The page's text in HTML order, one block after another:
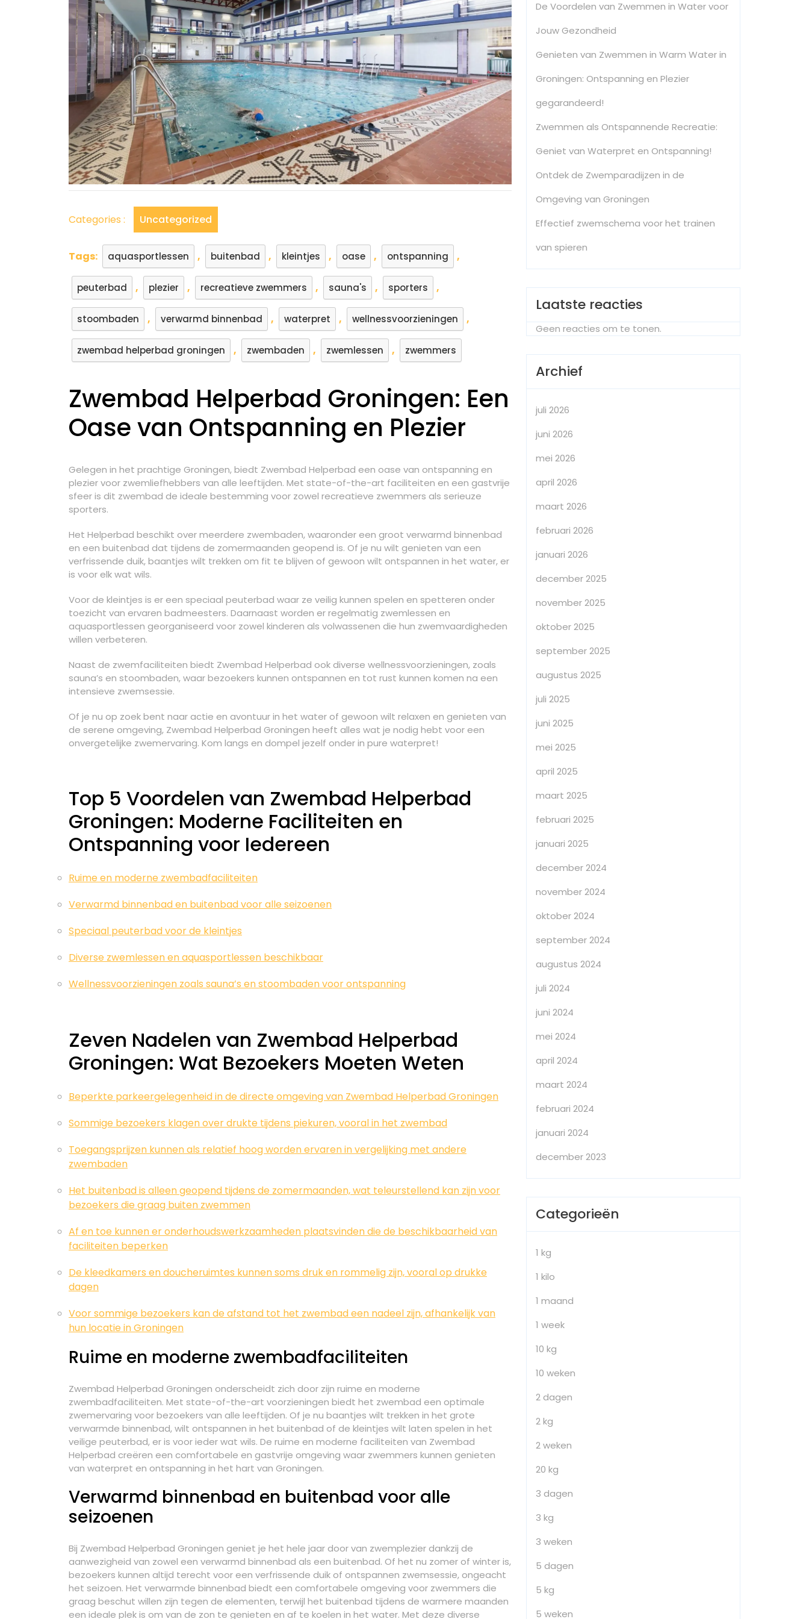
Categories : Uncategorized
Tags: aquasportlessen , buitenbad , kleintjes , oase , ontspanning ,
peuterbad , plezier , recreatieve zwemmers , sauna's , sporters ,
stoombaden , verwarmd binnenbad , waterpret , wellnessvoorzieningen ,
zwembad helperbad groningen , zwembaden , zwemlessen , zwemmers
Zwembad Helperbad Groningen: Een
Oase van Ontspanning en Plezier
Gelegen in het prachtige Groningen, biedt Zwembad Helperbad een oase van ontspanning en
plezier voor zwemliefhebbers van alle leeftijden. Met state-of-the-art faciliteiten en een gastvrije
sfeer is dit zwembad de ideale bestemming voor zowel recreatieve zwemmers als serieuze
sporters.
Het Helperbad beschikt over meerdere zwembaden, waaronder een groot verwarmd binnenbad
en een buitenbad dat tijdens de zomermaanden geopend is. Of je nu wilt genieten van een
verfrissende duik, baantjes wilt trekken om fit te blijven of gewoon wilt ontspannen in het water, er
is voor elk wat wils.
Voor de kleintjes is er een speciaal peuterbad waar ze veilig kunnen spelen en spetteren onder
toezicht van ervaren badmeesters. Daarnaast worden er regelmatig zwemlessen en
aquasportlessen georganiseerd voor zowel kinderen als volwassenen die hun zwemvaardigheden
willen verbeteren.
Naast de zwemfaciliteiten biedt Zwembad Helperbad ook diverse wellnessvoorzieningen, zoals
sauna’s en stoombaden, waar bezoekers kunnen ontspannen en tot rust kunnen komen na een
intensieve zwemsessie.
Of je nu op zoek bent naar actie en avontuur in het water of gewoon wilt relaxen en genieten van
de serene omgeving, Zwembad Helperbad Groningen heeft alles wat je nodig hebt voor een
onvergetelijke zwemervaring. Kom langs en dompel jezelf onder in pure waterpret!
Top 5 Voordelen van Zwembad Helperbad
Groningen: Moderne Faciliteiten en
Ontspanning voor Iedereen
Ruime en moderne zwembadfaciliteiten
Verwarmd binnenbad en buitenbad voor alle seizoenen
Speciaal peuterbad voor de kleintjes
Diverse zwemlessen en aquasportlessen beschikbaar
Wellnessvoorzieningen zoals sauna’s en stoombaden voor ontspanning
Zeven Nadelen van Zwembad Helperbad
Groningen: Wat Bezoekers Moeten Weten
Beperkte parkeergelegenheid in de directe omgeving van Zwembad Helperbad Groningen
Sommige bezoekers klagen over drukte tijdens piekuren, vooral in het zwembad
Toegangsprijzen kunnen als relatief hoog worden ervaren in vergelijking met andere
zwembaden
Het buitenbad is alleen geopend tijdens de zomermaanden, wat teleurstellend kan zijn voor
bezoekers die graag buiten zwemmen
Af en toe kunnen er onderhoudswerkzaamheden plaatsvinden die de beschikbaarheid van
faciliteiten beperken
De kleedkamers en doucheruimtes kunnen soms druk en rommelig zijn, vooral op drukke
dagen
Voor sommige bezoekers kan de afstand tot het zwembad een nadeel zijn, afhankelijk van
hun locatie in Groningen
Ruime en moderne zwembadfaciliteiten
Zwembad Helperbad Groningen onderscheidt zich door zijn ruime en moderne
zwembadfaciliteiten. Met state-of-the-art voorzieningen biedt het zwembad een optimale
zwemervaring voor bezoekers van alle leeftijden. Of je nu baantjes wilt trekken in het grote
verwarmde binnenbad, wilt ontspannen in het buitenbad of de kleintjes wilt laten spelen in het
veilige peuterbad, er is voor ieder wat wils. De ruime en moderne faciliteiten van Zwembad
Helperbad creëren een comfortabele en gastvrije omgeving waar zwemmers kunnen genieten
van waterpret en ontspanning in het hart van Groningen.
Verwarmd binnenbad en buitenbad voor alle
seizoenen
Bij Zwembad Helperbad Groningen geniet je het hele jaar door van zwemplezier dankzij de
aanwezigheid van zowel een verwarmd binnenbad als een buitenbad. Of het nu zomer of winter is,
bezoekers kunnen altijd terecht voor een verfrissende duik of ontspannen zwemsessie, ongeacht
het seizoen. Het verwarmde binnenbad biedt een comfortabele omgeving voor zwemmers die
graag beschut willen zijn tegen de elementen, terwijl het buitenbad tijdens de warmere maanden
een ideale plek is om van de zon te genieten en af te koelen in het water. Met deze diverse
De Voordelen van Zwemmen in Water voor
Jouw Gezondheid
Genieten van Zwemmen in Warm Water in
Groningen: Ontspanning en Plezier
gegarandeerd!
Zwemmen als Ontspannende Recreatie:
Geniet van Waterpret en Ontspanning!
Ontdek de Zwemparadijzen in de
Omgeving van Groningen
Effectief zwemschema voor het trainen
van spieren
Laatste reacties
Geen reacties om te tonen.
Archief
juli 2026
juni 2026
mei 2026
april 2026
maart 2026
februari 2026
januari 2026
december 2025
november 2025
oktober 2025
september 2025
augustus 2025
juli 2025
juni 2025
mei 2025
april 2025
maart 2025
februari 2025
januari 2025
december 2024
november 2024
oktober 2024
september 2024
augustus 2024
juli 2024
juni 2024
mei 2024
april 2024
maart 2024
februari 2024
januari 2024
december 2023
Categorieën
1 kg
1 kilo
1 maand
1 week
10 kg
10 weken
2 dagen
2 kg
2 weken
20 kg
3 dagen
3 kg
3 weken
5 dagen
5 kg
5 weken